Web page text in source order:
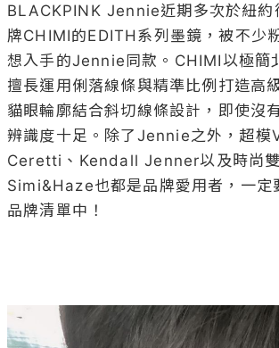
BLACKPINK Jennie近期多次於紐約
牌CHIMI的EDITH系列墨鏡，被不少
想入手的Jennie同款。CHIMI以極簡
擅長運用俐落線條與精準比例打造高
貓眼輪廓結合斜切線條設計，即使沒
辨識度十足。除了Jennie之外，超
Ceretti、Kendall Jenner以及時尚
Simi&Haze也都是品牌愛用者，一定
品牌清單中！